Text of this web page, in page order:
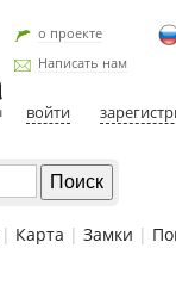
о проекте
Написать нам
войти
| Карта | Замки |